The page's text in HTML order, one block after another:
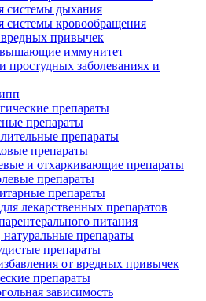
системы дыхания
системы кровообращения
привычек
иммунитет
простудных заболеваниях и
препараты
препараты
препараты
препараты
и отхаркивающие препараты
препараты
препараты
лекарственных препаратов
питания
натуральные препараты
препараты
от вредных привычек
препараты
зависимость